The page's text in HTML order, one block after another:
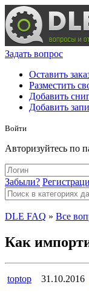
Задать вопрос
Оставить
Разместить
Добавить
Добавить
Войти
Авторизуйтесь по
Забыли?
DLE FAQ » Все
Как
toptop 31.10.2016